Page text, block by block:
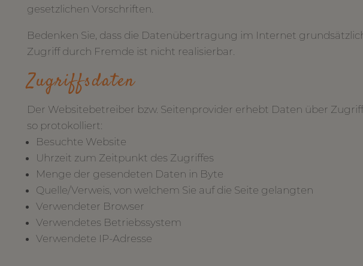
gesetzlichen Vorschriften.
Bedenken Sie, dass die Datenübertragung im Internet
Zugriff durch Fremde ist nicht realisierbar.
Zugriffsdaten
Der Websitebetreiber bzw. Seitenprovider erhebt Daten über
so protokolliert:
Besuchte Website
Uhrzeit zum Zeitpunkt des Zugriffes
Menge der gesendeten Daten in Byte
Quelle/Verweis, von welchem Sie auf die Seite gelangten
Verwendeter Browser
Verwendetes Betriebssystem
Verwendete IP-Adresse